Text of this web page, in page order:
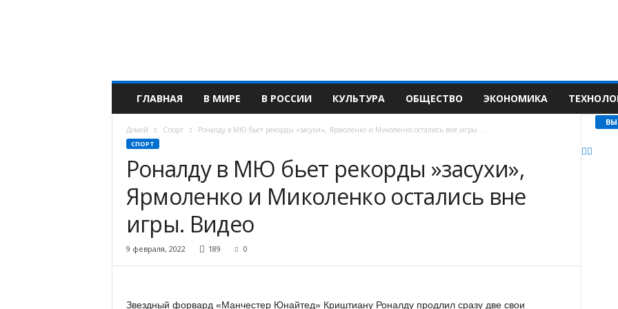
ГЛАВНАЯ В МИРЕ В РОССИИ КУЛЬТУРА ОБЩЕСТВО ЭКОНОМИКА
Домой Спорт Роналду в МЮ бьет рекорды »засухи», Ярмоленко и Миколенко остались вне игры....
СПОРТ
Роналду в МЮ бьет рекорды »засухи»,
Ярмоленко и Миколенко остались вне
игры. Видео
9 февраля, 2022 189 0
Звездный форвард «Манчестер Юнайтед» Криштиану Роналду продлил сразу две свои